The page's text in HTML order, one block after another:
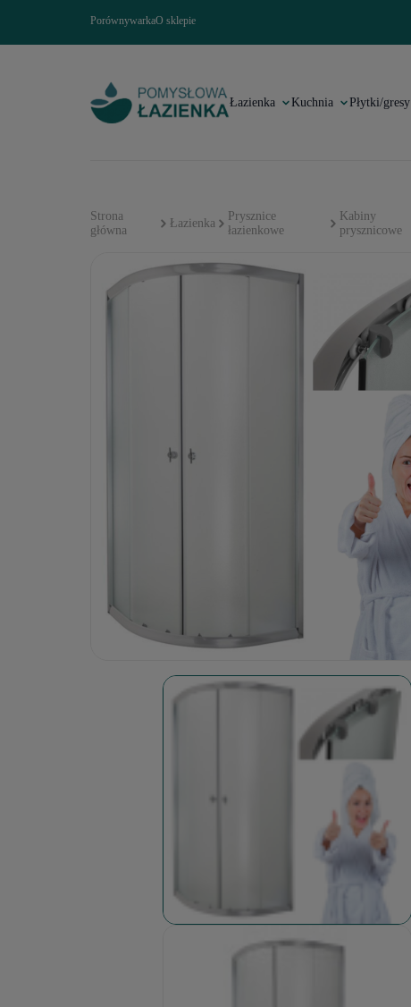
PorównywarkaO sklepie
Łazienka Kuchnia Płytki/gresy
Strona
główna
Łazienka
Prysznice
łazienkowe
Kabiny
prysznicowe